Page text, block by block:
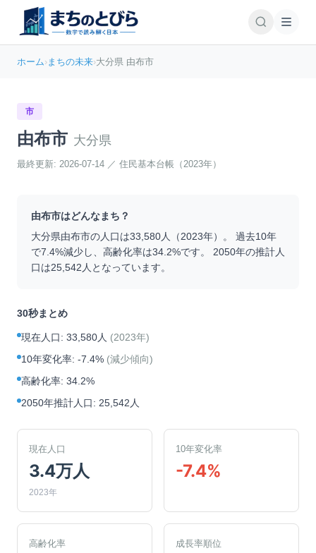
ホーム›まちの未来›大分県 由布市
市
由布市 大分県
最終更新: 2026-07-14 ／ 住民基本台帳（2023年）
由布市はどんなまち？
大分県由布市の人口は33,580人（2023年）。 過去10年
で7.4%減少し、高齢化率は34.2%です。 2050年の推計人
口は25,542 人となっています。
30秒まとめ
現在人口: 33,580人 (2023年)
10年変化率: -7.4% (減少傾向)
高齢化率: 34.2%
2050年推計人口: 25,542人
現在人口
3.4万人
2023年
10年変化率
-7.4%
高齢化率 成長率順位